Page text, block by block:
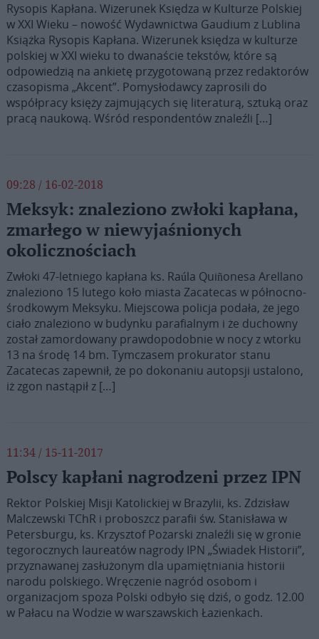
Rysopis Kapłana. Wizerunek Księdza w Kulturze Polskiej
w XXI Wieku – nowość Wydawnictwa Gaudium z Lublina
Książka Rysopis Kapłana. Wizerunek księdza w kulturze
polskiej w XXI wieku to dwanaście tekstów, które są
odpowiedzią na ankietę przygotowaną przez redaktorów
czasopisma „Akcent”. Pomysłodawcy zaprosili do
współpracy księży zajmujących się literaturą, sztuką oraz
pracą naukową. Wśród respondentów znaleźli […]
09:28 / 16-02-2018
Meksyk: znaleziono zwłoki kapłana,
zmarłego w niewyjaśnionych
okolicznościach
Zwłoki 47-letniego kapłana ks. Raúla Quiñonesa Arellano
znaleziono 15 lutego koło miasta Zacatecas w północno-
środkowym Meksyku. Miejscowa policja podała, że jego
ciało znaleziono w budynku parafialnym i że duchowny
został zamordowany prawdopodobnie w nocy z wtorku
13 na środę 14 bm. Tymczasem prokurator stanu
Zacatecas zapewnił, że po dokonaniu autopsji ustalono,
iż zgon nastąpił z […]
11:34 / 15-11-2017
Polscy kapłani nagrodzeni przez IPN
Rektor Polskiej Misji Katolickiej w Brazylii, ks. Zdzisław
Malczewski TChR i proboszcz parafii św. Stanisława w
Petersburgu, ks. Krzysztof Pożarski znaleźli się w gronie
tegorocznych laureatów nagrody IPN „Świadek Historii”,
przyznawanej zasłużonym dla upamiętniania historii
narodu polskiego. Wręczenie nagród osobom i
organizacjom spoza Polski odbyło się dziś, o godz. 12.00
w Pałacu na Wodzie w warszawskich Łazienkach.